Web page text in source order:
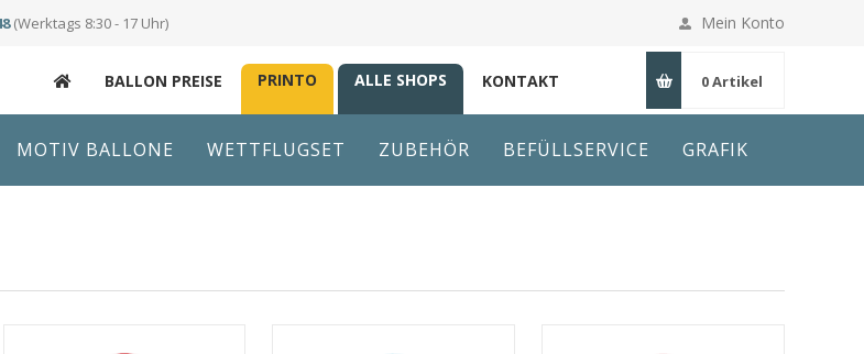
(Werktags 8:30 - 17 Uhr) Mein Konto
BALLON PREISE PRINTO ALLE SHOPS KONTAKT 0Artikel
MOTIV BALLONE WETTFLUGSET ZUBEHÖR BEFÜLLSERVICE GRAFIK